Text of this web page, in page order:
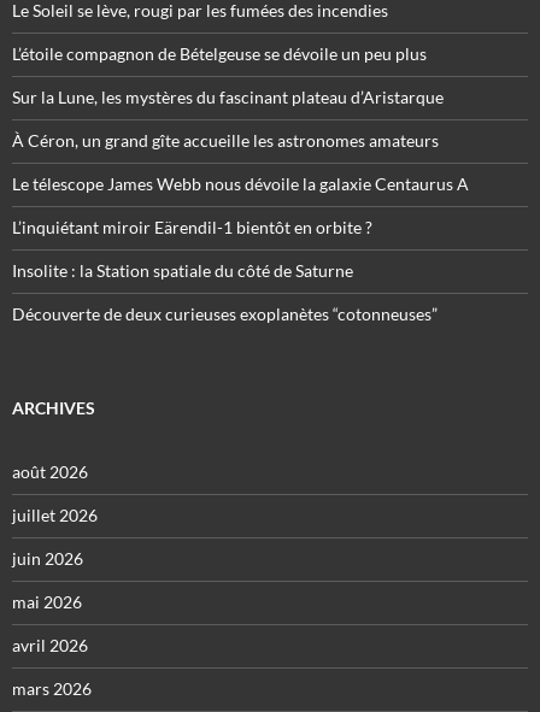
Le Soleil se lève, rougi par les fumées des incendies
L’étoile compagnon de Bételgeuse se dévoile un peu plus
Sur la Lune, les mystères du fascinant plateau d’Aristarque
À Céron, un grand gîte accueille les astronomes amateurs
Le télescope James Webb nous dévoile la galaxie Centaurus A
L’inquiétant miroir Eärendil-1 bientôt en orbite ?
Insolite : la Station spatiale du côté de Saturne
Découverte de deux curieuses exoplanètes “cotonneuses”
ARCHIVES
août 2026
juillet 2026
juin 2026
mai 2026
avril 2026
mars 2026